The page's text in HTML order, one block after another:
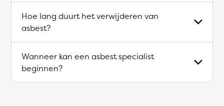
Hoe lang duurt het verwijderen van
asbest?
Wanneer kan een asbest specialist
beginnen?